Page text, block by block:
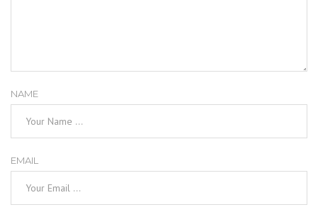
NAME
EMAIL